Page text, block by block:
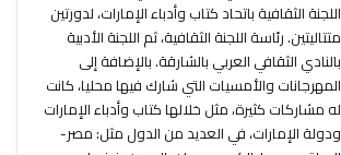
اللجنة الثقافية باتحاد كتاب وأدباء الإمارات، لدورتين
متتاليتين. رئاسة اللجنة الثقافية، ثم اللجنة الأدبية
بالنادي الثقافي العربي بالشارقة. بالإضافة إلى
المهرجانات والأمسيات التي شارك فيها محليا، كانت
له مشاركات كثيرة، مثل خلالها كتاب وأدباء الإمارات
ودولة الإمارات، في العديد من الدول مثل: مصر-